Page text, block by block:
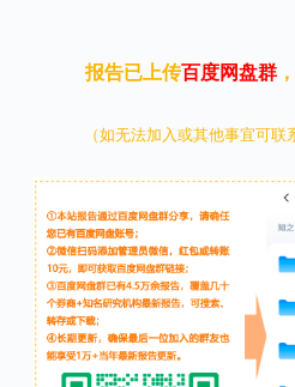
报告已上传百度网盘群
（如无法加入或其他事宜可联